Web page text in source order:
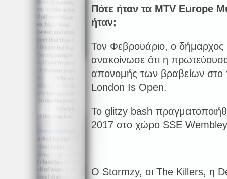
Πότε ήταν τα MTV Europe
ήταν;
Τον Φεβρουάριο, ο δήμαρχος
ανακοίνωσε ότι η
απονομής των βραβείων στο
London Is Open.
Το glitzy bash
2017 στο χώρο SSE
Ο Stormzy, οι The Killers, η